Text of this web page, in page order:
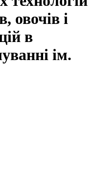
овочів і
в
ім.